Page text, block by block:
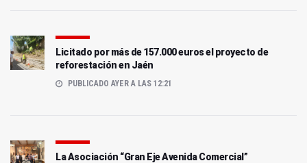
Licitado por más de 157.000 euros el proyecto de
reforestación en Jaén
PUBLICADO AYER A LAS 12:21
La Asociación “Gran Eje Avenida Comercial”